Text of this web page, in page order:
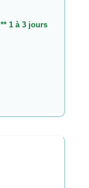
** 1 à 3 jours